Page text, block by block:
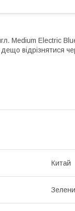
Medium Electric
відрізнятися
Китай